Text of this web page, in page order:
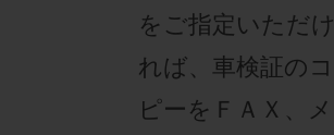
をご指定いただけ
れば、車検証のコ
ピーをＦＡＸ、メ